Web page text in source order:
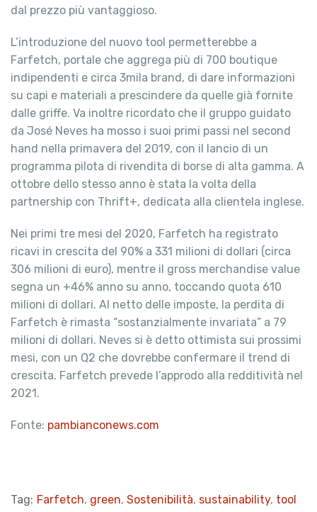
dal prezzo più vantaggioso.
L’introduzione del nuovo tool permetterebbe a
Farfetch, portale che aggrega più di 700 boutique
indipendenti e circa 3mila brand, di dare informazioni
su capi e materiali a prescindere da quelle già fornite
dalle griffe. Va inoltre ricordato che il gruppo guidato
da José Neves ha mosso i suoi primi passi nel second
hand nella primavera del 2019, con il lancio di un
programma pilota di rivendita di borse di alta gamma. A
ottobre dello stesso anno è stata la volta della
partnership con Thrift+, dedicata alla clientela inglese.
Nei primi tre mesi del 2020, Farfetch ha registrato
ricavi in crescita del 90% a 331 milioni di dollari (circa
306 milioni di euro), mentre il gross merchandise value
segna un +46% anno su anno, toccando quota 610
milioni di dollari. Al netto delle imposte, la perdita di
Farfetch è rimasta “sostanzialmente invariata” a 79
milioni di dollari. Neves si è detto ottimista sui prossimi
mesi, con un Q2 che dovrebbe confermare il trend di
crescita. Farfetch prevede l’approdo alla redditività nel
2021.
Fonte: pambianconews.com
Tag: Farfetch, green, Sostenibilità, sustainability, tool